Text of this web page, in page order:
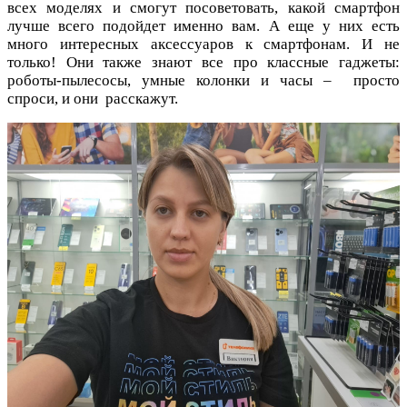
всех моделях и смогут посоветовать, какой смартфон
лучше всего подойдет именно вам. А еще у них есть
много интересных аксессуаров к смартфонам. И не
только! Они также знают все про классные гаджеты:
роботы-пылесосы, умные колонки и часы – просто
спроси, и они расскажут.